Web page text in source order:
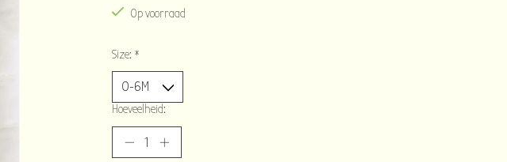
Op voorraad
Size: *
Hoeveelheid: